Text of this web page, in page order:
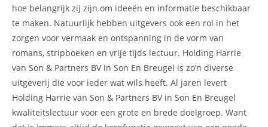
hoe belangrijk zij zijn om ideeën en informatie beschikbaar
te maken. Natuurlijk hebben uitgevers ook een rol in het
zorgen voor vermaak en ontspanning in de vorm van
romans, stripboeken en vrije tijds lectuur. Holding Harrie
van Son & Partners BV in Son En Breugel is zo’n diverse
uitgeverij die voor ieder wat wils heeft. Al jaren levert
Holding Harrie van Son & Partners BV in Son En Breugel
kwaliteitslectuur voor een grote en brede doelgroep. Want